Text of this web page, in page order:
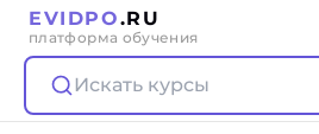
EVIDPO.RU
платформа обучения
Искать курсы